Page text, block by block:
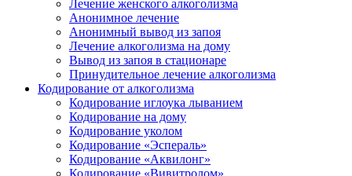
Лечение женского алкоголизма
Анонимное лечение
Анонимный вывод из запоя
Лечение алкоголизма на дому
Вывод из запоя в стационаре
Принудительное лечение алкоголизма
Кодирование от алкоголизма
Кодирование иглоука лыванием
Кодирование на дому
Кодирование уколом
Кодирование «Эспераль»
Кодирование «Аквилонг»
Кодирование «Вивитролом»